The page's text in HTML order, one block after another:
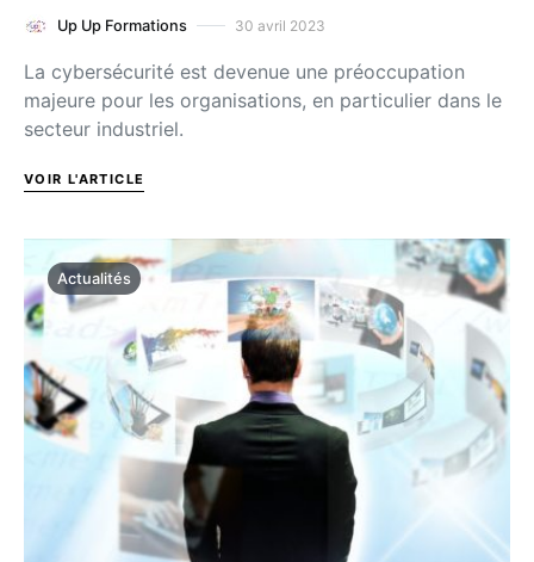
Up Up Formations 30 avril 2023
La cybersécurité est devenue une préoccupation
majeure pour les organisations, en particulier dans le
secteur industriel.
VOIR L'ARTICLE
Actualités